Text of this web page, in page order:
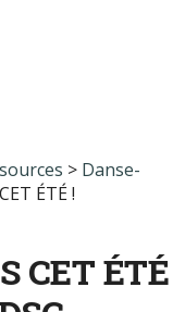
> Danse-
ÉTÉ !
CET ÉTÉ